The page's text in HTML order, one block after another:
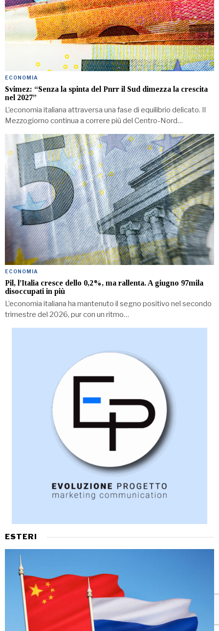
ECONOMIA
Svimez: “Senza la spinta del Pnrr il Sud dimezza la crescita
nel 2027”
L’economia italiana attraversa una fase di equilibrio delicato. Il
Mezzogiorno continua a correre più del Centro-Nord…
ECONOMIA
Pil, l’Italia cresce dello 0,2%, ma rallenta. A giugno 97mila
disoccupati in più
L’economia italiana ha mantenuto il segno positivo nel secondo
trimestre del 2026, pur con un ritmo…
ESTERI